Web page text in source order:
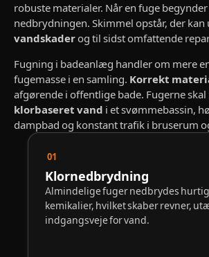
robuste materialer. Når en fuge
nedbrydningen. Skimmel opstår, der kan
vandskader og til sidst omfattende
Fugning i badeanlæg handler om mere
fugemasse i en samling. Korrekt
afgørende i offentlige bade. Fugerne
klorbaseret vand i et svømmebassin,
dampbad og konstant trafik i bruserum
01
Klornedbrydning
Almindelige fuger nedbrydes
kemikalier, hvilket skaber revner,
indgangsveje for vand.